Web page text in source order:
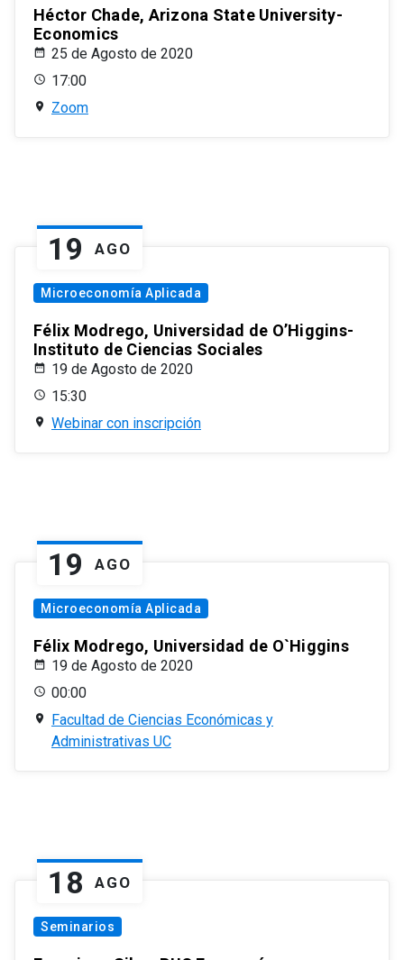
Héctor Chade, Arizona State University-
Economics
25 de Agosto de 2020
17:00
Zoom
19 AGO
Microeconomía Aplicada
Félix Modrego, Universidad de O’Higgins-
Instituto de Ciencias Sociales
19 de Agosto de 2020
15:30
Webinar con inscripción
19 AGO
Microeconomía Aplicada
Félix Modrego, Universidad de O`Higgins
19 de Agosto de 2020
00:00
Facultad de Ciencias Económicas y
Administrativas UC
18 AGO
Seminarios